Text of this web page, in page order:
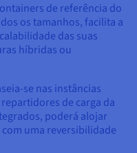
de referência do
os tamanhos, facilita a
das suas
híbridas ou
se nas instâncias
de carga da
poderá alojar
uma reversibilidade